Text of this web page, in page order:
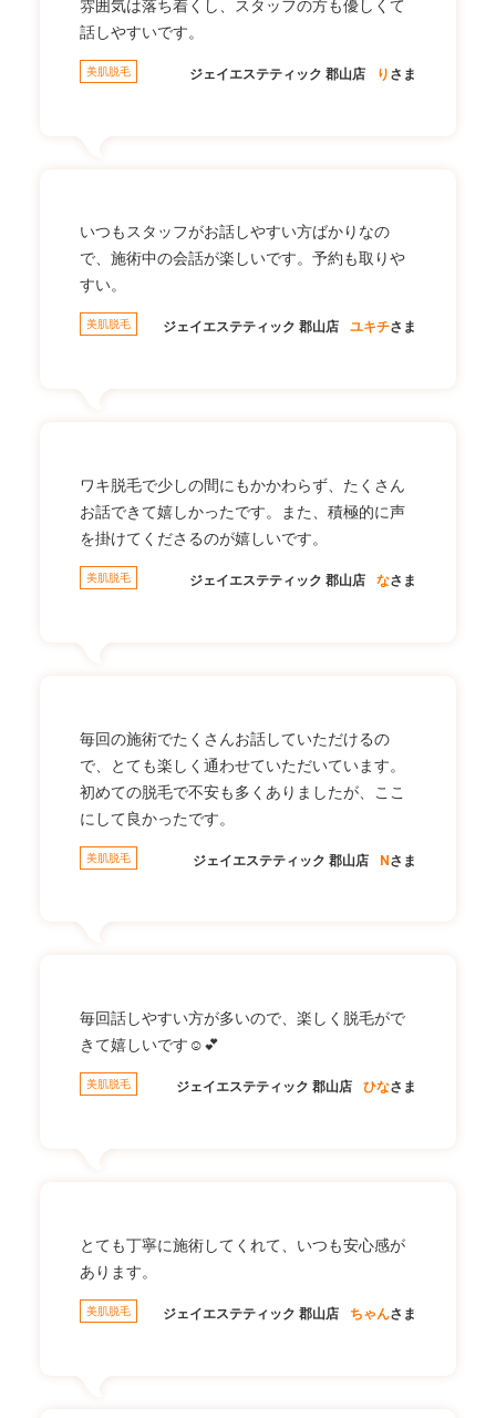
雰囲気は落ち着くし、スタッフの方も優しくて
話しやすいです。
美肌脱毛 ジェイエステティック 郡山店 り さま
いつもスタッフがお話しやすい方ばかりなの
で、施術中の会話が楽しいです。予約も取りや
すい。
美肌脱毛 ジェイエステティック 郡山店 ユキチさま
ワキ脱毛で少しの間にもかかわらず、たくさん
お話できて嬉しかったです。また、積極的に声
を掛けてくださるのが嬉しいです。
美肌脱毛 ジェイエステティック 郡山店 なさま
毎回の施術でたくさんお話していただけるの
で、とても楽しく通わせていただいています。
初めての脱毛で不安も多くありましたが、ここ
にして良かったです。
美肌脱毛 ジェイエステティック 郡山店 Nさま
毎回話しやすい方が多いので、楽しく脱毛がで
きて嬉しいです☺💕
美肌脱毛 ジェイエステティック 郡山店 ひなさま
とても丁寧に施術してくれて、いつも安心感が
あります。
美肌脱毛 ジェイエステティック 郡山店 ちゃんさま